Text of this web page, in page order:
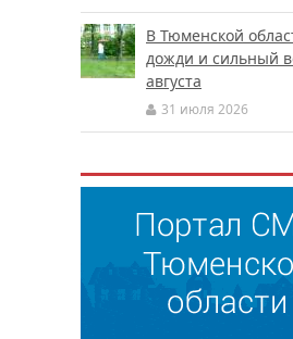
В Тюменской
дожди и сильный
августа
31 июля 2026